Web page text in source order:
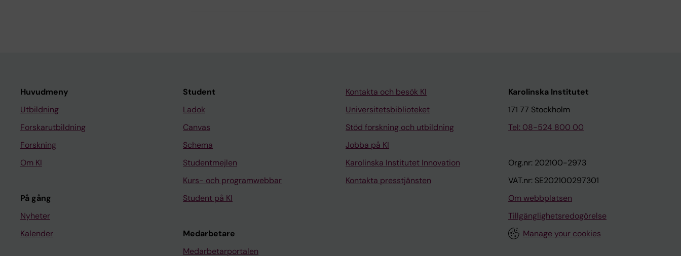
Huvudmeny
Utbildning
Forskarutbildning
Forskning
Om KI
På gång
Nyheter
Kalender
Student
Ladok
Canvas
Schema
Studentmejlen
Kurs- och programwebbar
Student på KI
Medarbetare
Medarbetarportalen
Kontakta och besök KI
Universitetsbiblioteket
Stöd forskning och utbildning
Jobba på KI
Karolinska Institutet Innovation
Kontakta presstjänsten
Karolinska Institutet
171 77 Stockholm
Tel: 08-524 800 00
Org.nr: 202100-2973
VAT.nr: SE202100297301
Om webbplatsen
Tillgänglighetsredogörelse
Manage your cookies